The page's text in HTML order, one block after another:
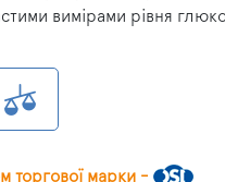
вимірами рівня
торгової марки -